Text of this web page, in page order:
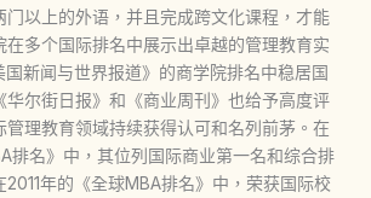
门以上的外语，并且完成跨文化课程，才能
在多个国际排名中展示出卓越的管理教育实
国新闻与世界报道》的商学院排名中稳居国
华尔街日报》和《商业周刊》也给予高度评
管理教育领域持续获得认可和名列前茅。在
排名》中，其位列国际商业第一名和综合排
年的《全球MBA排名》中，荣获国际校